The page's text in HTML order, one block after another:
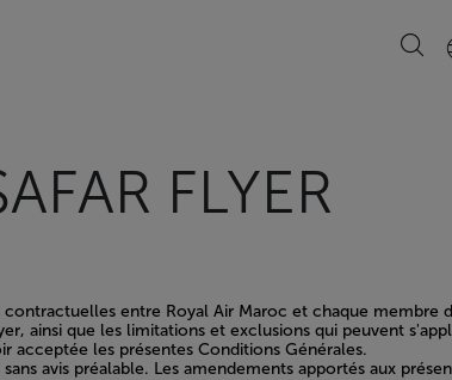
FLYER
contractuelles entre Royal Air Maroc et chaque membre
ainsi que les limitations et exclusions qui peuvent
acceptée les présentes Conditions Générales.
avis préalable. Les amendements apportés aux